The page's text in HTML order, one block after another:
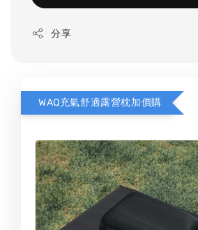
分享
WAQ充氣舒適露營枕加價購